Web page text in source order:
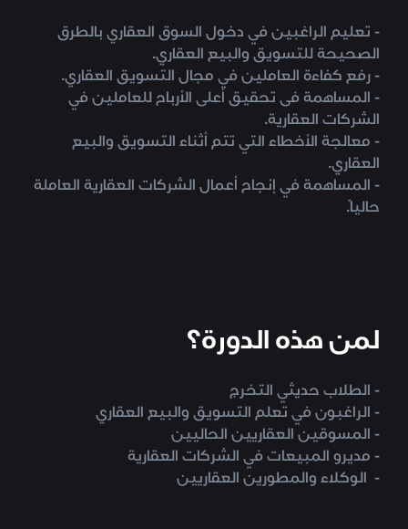
- تعليم الراغبين في دخول السوق العقاري بالطرق
الصحيحة للتسويق والبيع العقاري.
- رفع كفاءة العاملين في مجال التسويق العقاري.
- المساهمة فى تحقيق أعلى الأرباح للعاملين في
الشركات العقارية.
- معالجة الأخطاء التي تتم أثناء التسويق والبيع
العقاري.
- المساهمة في إنجاح أعمال الشركات العقارية العاملة
حالياً.
لمن هذه الدورة؟
- الطلاب حديثي التخرج
- الراغبون في تعلم التسويق والبيع العقاري
- المسوقين العقاريين الحاليين
- مديرو المبيعات في الشركات العقارية
- الوكلاء والمطورين العقاريين